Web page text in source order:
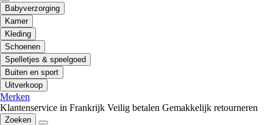
Babyverzorging
Kamer
Kleding
Schoenen
Spelletjes & speelgoed
Buiten en sport
Uitverkoop
Merken
Klantenservice in Frankrijk Veilig betalen Gemakkelijk retourneren
Zoeken